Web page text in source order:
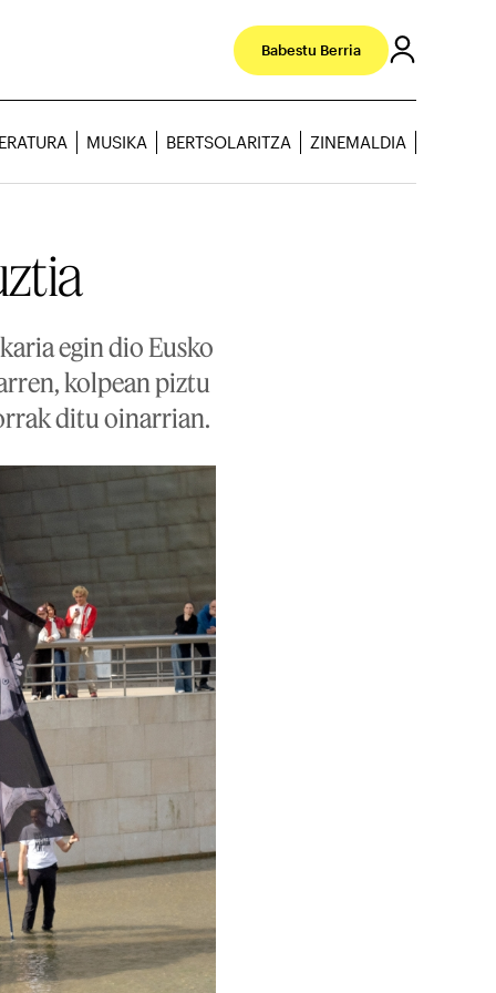
Babestu Berria
MUSIKA BERTSOLARITZA ZINEMALDIA
egin dio Eusko
kolpean piztu
ditu oinarrian.